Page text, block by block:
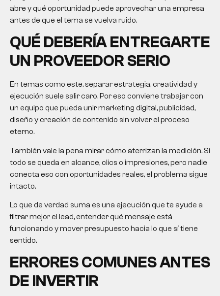
abre y qué oportunidad puede aprovechar una empresa
antes de que el tema se vuelva ruido.
QUÉ DEBERÍA ENTREGARTE
UN PROVEEDOR SERIO
En temas como este, separar estrategia, creatividad y
ejecución suele salir caro. Por eso conviene trabajar con
un equipo que pueda unir marketing digital, publicidad,
diseño y creación de contenido sin volver el proceso
eterno.
También vale la pena mirar cómo aterrizan la medición. Si
todo se queda en alcance, clics o impresiones, pero nadie
conecta eso con oportunidades reales, el problema sigue
intacto.
Lo que de verdad suma es una ejecución que te ayude a
filtrar mejor el lead, entender qué mensaje está
funcionando y mover presupuesto hacia lo que sí tiene
sentido.
ERRORES COMUNES ANTES
DE INVERTIR